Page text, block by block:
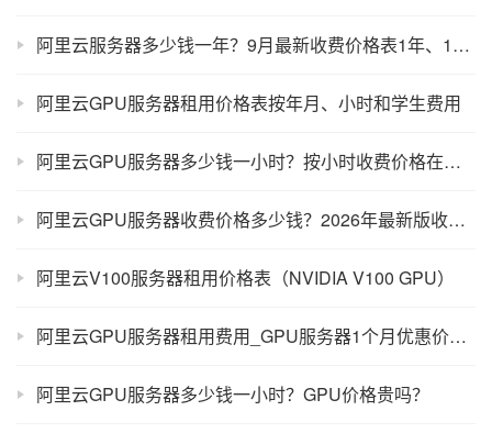
阿里云服务器多少钱一年？9月最新收费价格表1年、1个月收费价格表
阿里云GPU服务器租用价格表按年月、小时和学生费用
阿里云GPU服务器多少钱一小时？按小时收费价格在哪查询？
阿里云GPU服务器收费价格多少钱？2026年最新版收费清单
阿里云V100服务器租用价格表（NVIDIA V100 GPU）
阿里云GPU服务器租用费用_GPU服务器1个月优惠价格表
阿里云GPU服务器多少钱一小时？GPU价格贵吗？